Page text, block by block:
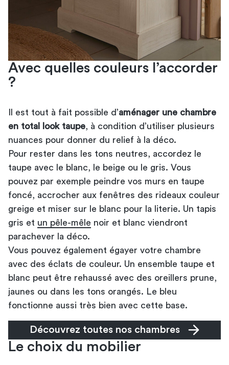
Avec quelles couleurs l’accorder
?
Il est tout à fait possible d’aménager une chambre
en total
looktaupe , à condition d’utiliser plusieurs
nuances pour donner du relief à la déco.
Pour rester dans les tons neutres, accordez le
taupe avec le blanc, le beige ou le gris. Vous
pouvez par exemple peindre vos murs en taupe
foncé, accrocher aux fenêtres des rideaux couleur
greige et miser sur le blanc pour la literie. Un tapis
gris et un pêle-mêle noir et blanc viendront
parachever la déco.
Vous pouvez également égayer votre chambre
avec des éclats de couleur. Un ensemble taupe et
blanc peut être rehaussé avec des oreillers prune,
jaunes ou dans les tons orangés. Le bleu
fonctionne aussi très bien avec cette base.
Découvrez toutes nos chambres
Le choix du mobilier